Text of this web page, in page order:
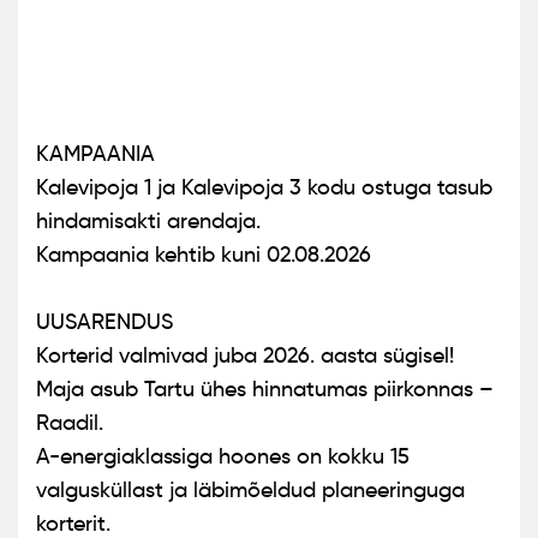
KAMPAANIA
Kalevipoja 1 ja Kalevipoja 3 kodu ostuga tasub
hindamisakti arendaja.
Kampaania kehtib kuni 02.08.2026
UUSARENDUS
Korterid valmivad juba 2026. aasta sügisel!
Maja asub Tartu ühes hinnatumas piirkonnas –
Raadil.
A-energiaklassiga hoones on kokku 15
valgusküllast ja läbimõeldud planeeringuga
korterit.